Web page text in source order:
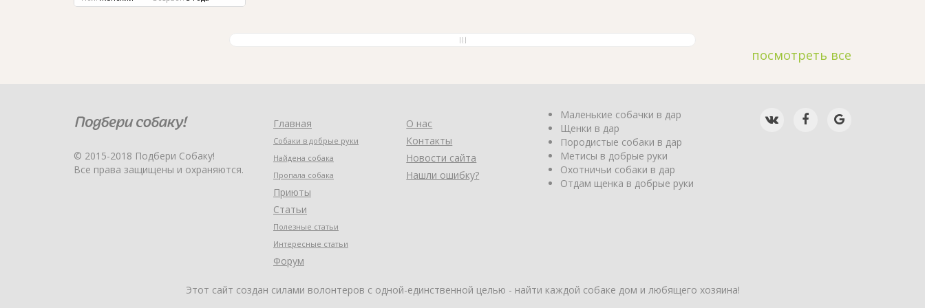
посмотреть все
© 2015-2018 Подбери Собаку!
Все права защищены и охраняются.
Главная
Собаки в добрые руки
Найдена собака
Пропала собака
Приюты
Статьи
Полезные статьи
Интересные статьи
Форум
О нас
Контакты
Новости сайта
Нашли ошибку?
Маленькие собачки в дар
Щенки в дар
Породистые собаки в дар
Метисы в добрые руки
Охотничьи собаки в дар
Отдам щенка в добрые руки
Этот сайт создан силами волонтеров с одной-единственной целью - найти каждой собаке дом и любящего хозяина!